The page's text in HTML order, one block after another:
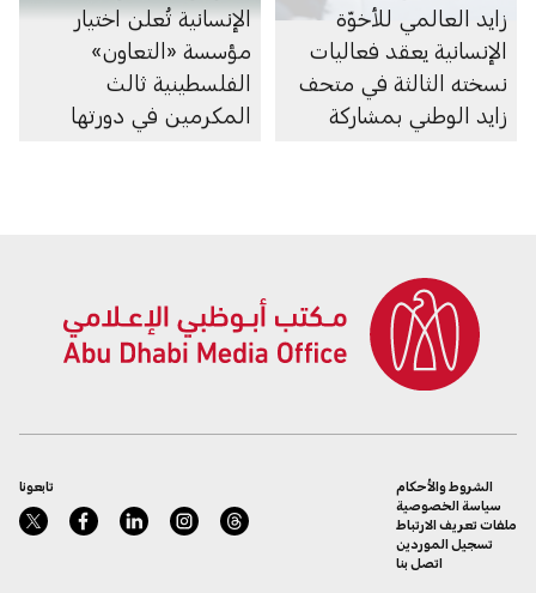
زايد العالمي للأخوّة
الإنسانية يعقد فعاليات
نسخته الثالثة في متحف
زايد الوطني بمشاركة
الإنسانية تُعلن اختيار
مؤسسة «التعاون»
الفلسطينية ثالث
المكرمين في دورتها
تابعونا
الشروط والأحكام
سياسة الخصوصية
ملفات تعريف الارتباط
تسجيل الموردين
اتصل بنا